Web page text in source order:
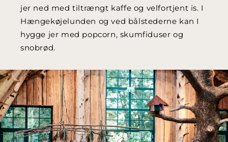
jer ned med tiltrængt kaffe og velfortjent is. I
Hængekøjelunden og ved bålstederne kan I
hygge jer med popcorn, skumfiduser og
snobrød.